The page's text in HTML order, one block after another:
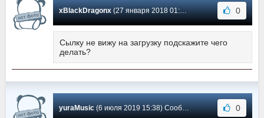
xBlackDragonx(27 января 2018 01:09) Сообщение #25 0
Сылку не вижу на загрузку подскажите чего
делать?
yuraMusic(6 июля 2019 15:38) Сообщение #24 0